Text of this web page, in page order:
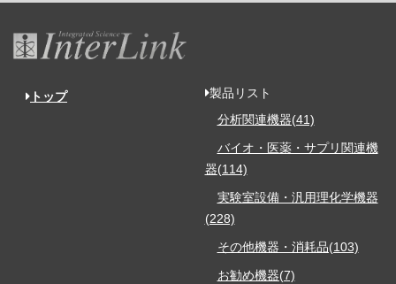
トップ
製品リスト
分析関連機器(41)
バイオ・医薬・サプリ関連機
器(114)
実験室設備・汎用理化学機器
(228)
その他機器・消耗品(103)
お勧め機器(7)